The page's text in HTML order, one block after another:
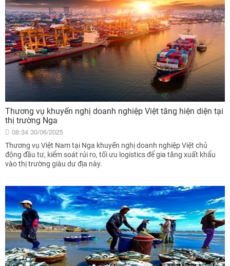
Thương vụ khuyến nghị doanh nghiệp Việt tăng hiện diện tại
thị trường Nga
08:34 30/06/2025
Thương vụ Việt Nam tại Nga khuyến nghị doanh nghiệp Việt chủ
động đầu tư, kiểm soát rủi ro, tối ưu logistics để gia tăng xuất khẩu
vào thị trường giàu dư địa này.